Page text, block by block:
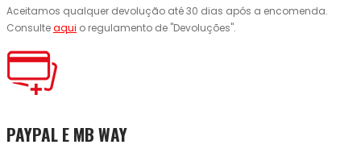
Aceitamos qualquer devolução até 30 dias após a encomenda.
Consulteaqui o regulamento de "Devoluções".
PAYPAL E MB WAY